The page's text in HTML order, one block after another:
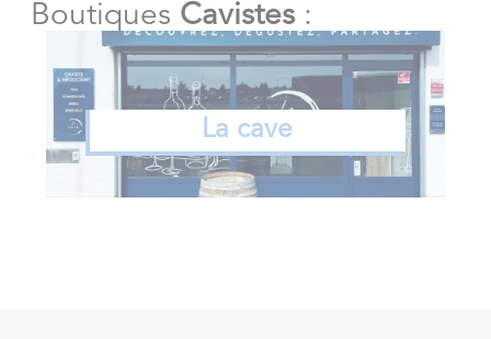
Boutiques Cavistes :
La cave